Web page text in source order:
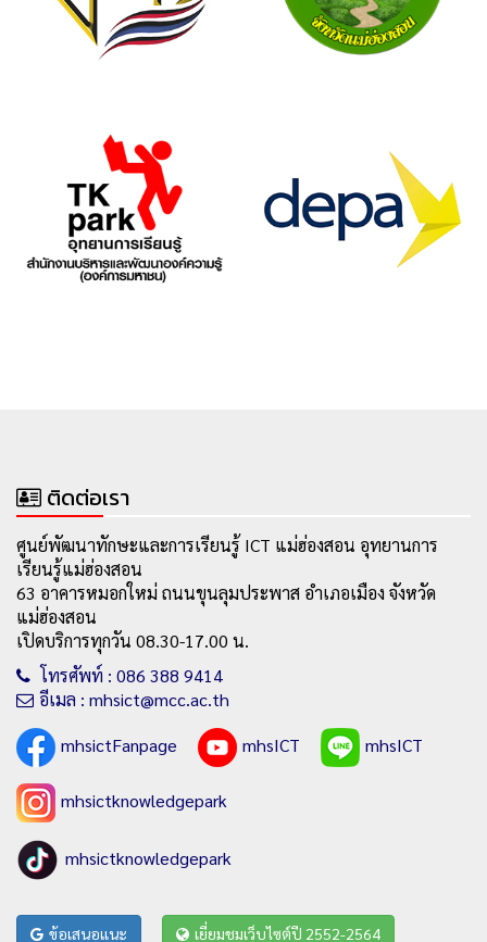
ติดต่อเรา
ศูนย์พัฒนาทักษะและการเรียนรู้ ICT แม่ฮ่องสอน อุทยานการ
เรียนรู้แม่ฮ่องสอน
63 อาคารหมอกใหม่ ถนนขุนลุมประพาส อำเภอเมือง จังหวัด
แม่ฮ่องสอน
เปิดบริการทุกวัน 08.30-17.00 น.
โทรศัพท์ : 086 388 9414
อีเมล : mhsict@mcc.ac.th
mhsictFanpage
mhsICT mhsICT
mhsictknowledgepark
mhsictknowledgepark
ข้อเสนอแนะ เยี่ยมชมเว็บไซต์ปี 2552-2564